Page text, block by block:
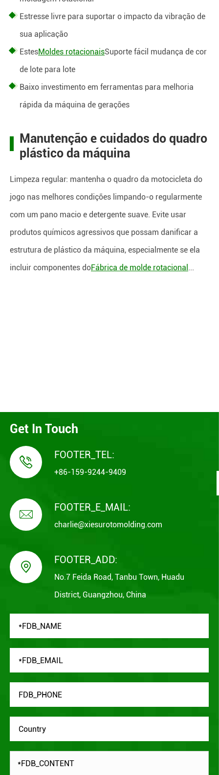
Estresse livre para suportar o impacto da vibração de
sua aplicação
EstesMoldes rotacionaisSuporte fácil mudança de cor
de lote para lote
Baixo investimento em ferramentas para melhoria
rápida da máquina de gerações
Manutenção e cuidados do quadro
plástico da máquina
Limpeza regular: mantenha o quadro da motocicleta do
jogo nas melhores condições limpando-o regularmente
com um pano macio e detergente suave. Evite usar
produtos químicos agressivos que possam danificar a
estrutura de plástico da máquina, especialmente se ela
incluir componentes doFábrica de molde rotacional ...
Get In Touch
 FOOTER_TEL:
+86-159-9244-9409
 FOOTER_E_MAIL:
charlie@xiesurotomolding.com
 FOOTER_ADD:
No.7 Feida Road, Tanbu Town, Huadu
District, Guangzhou, China